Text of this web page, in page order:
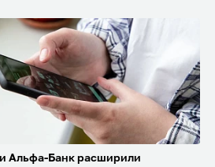
Альфа-Банк расширили